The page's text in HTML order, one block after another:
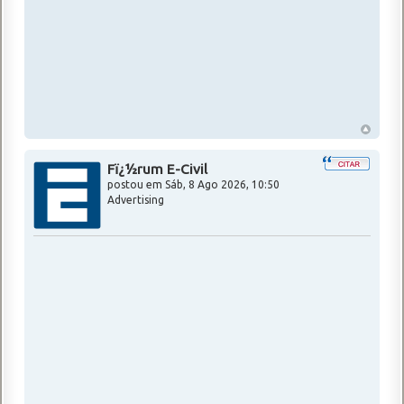
Fï¿½rum E-Civil
postou em Sáb, 8 Ago 2026, 10:50
Advertising